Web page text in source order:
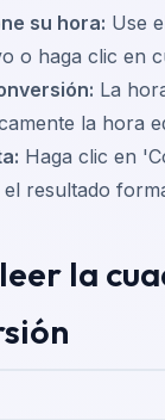
su hora: Use
o haga clic en
La
la hora
Haga clic en
resultado
la